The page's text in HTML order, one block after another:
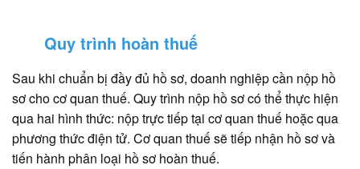
Quy trình hoàn thuế
Sau khi chuẩn bị đầy đủ hồ sơ, doanh nghiệp cần nộp hồ
sơ cho cơ quan thuế. Quy trình nộp hồ sơ có thể thực hiện
qua hai hình thức: nộp trực tiếp tại cơ quan thuế hoặc qua
phương thức điện tử. Cơ quan thuế sẽ tiếp nhận hồ sơ và
tiến hành phân loại hồ sơ hoàn thuế.